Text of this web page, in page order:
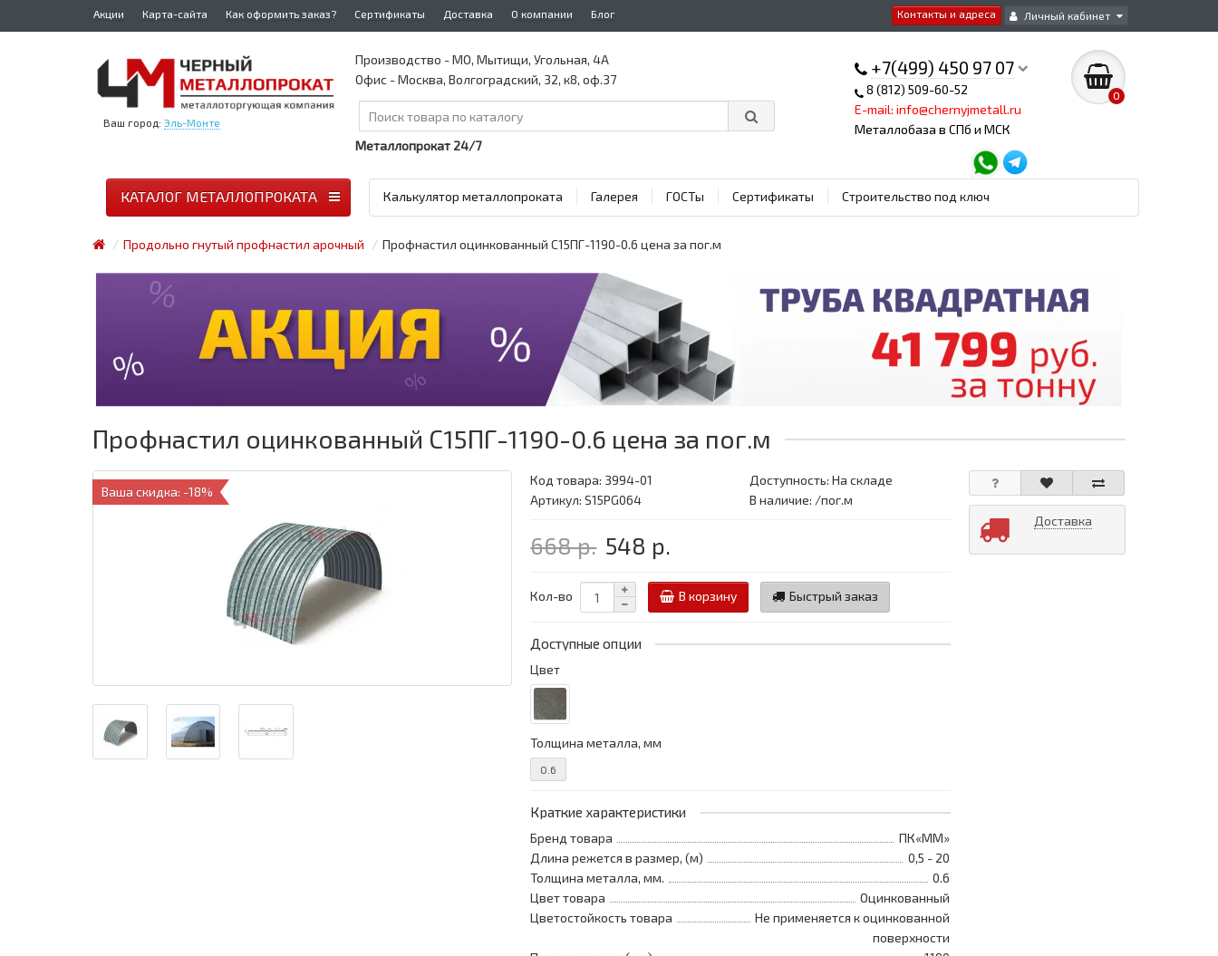
Контакты и адреса Личный кабинет
Акции Карта-сайта Как оформить заказ? Сертификаты Доставка О компании Блог
Ваш город: Эль-Монте
+7(499) 450 97 07
8 (812) 509-60-52
E-mail: info@chernyjmetall.ru
Металлобаза в СПб и МСК
0
Производство - МО, Мытищи, Угольная, 4А
Офис - Москва, Волгоградский, 32, к8, оф.37
Металлопрокат 24/7
Калькулятор металлопроката Галерея ГОСТы Сертификаты Строительство под ключ
КАТАЛОГ МЕТАЛЛОПРОКАТА
Продольно гнутый профнастил арочный Профнастил оцинкованный С15ПГ-1190-0.6 цена за пог.м
Профнастил оцинкованный С15ПГ-1190-0.6 цена за пог.м
Ваша скидка: -18%
Код товара: 3994-01
Доступность: На складе
Артикул: S15PG064
В наличие: /пог.м
668 р. 548 р.
Кол-во В корзину Быстрый заказ
Доступные опции
Цвет
Толщина металла, мм
0.6
Краткие характеристики
Бренд товара
ПК«ММ»
Длина режется в размер, (м)
0,5 - 20
Толщина металла, мм.
0.6
Цвет товара
Оцинкованный
Цветостойкость товара
Не применяется к оцинкованной
поверхности
Доставка